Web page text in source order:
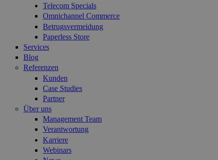
Telecom Specials
Omnichannel Commerce
Betrugsvermeidung
Paperless Store
Services
Blog
Referenzen
Kunden
Case Studies
Partner
Über uns
Management Team
Verantwortung
Karriere
Webinars